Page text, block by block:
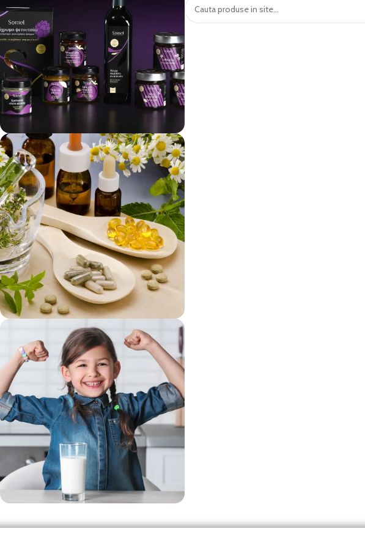
vezi si...
Produse Alimentare
vezi si...
Suplimente
vezi si...